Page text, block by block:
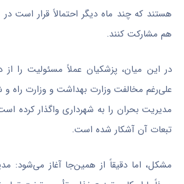
هستند که چند ماه دیگر احتمالاً قرار است
هم مشارکت کنند.
در این میان، پزشکیان عملاً مسئولیت را
علی‌رغم مخالفت وزارت بهداشت و وزارت راه
مدیریت بحران را به شهرداری واگذار کرده
تبعات آن آشکار شده است.
مشکل، اما دقیقاً از همین‌جا آغاز می‌شود: